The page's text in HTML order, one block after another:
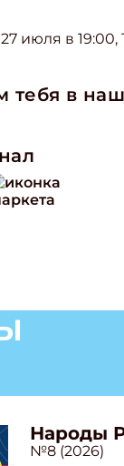
июля в
тебя в
Народы
№8 (2026)